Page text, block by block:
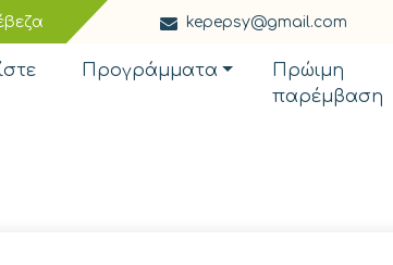
kepepsy@gmail.com
Προγράμματα
Πρώιμη
παρέμβαση